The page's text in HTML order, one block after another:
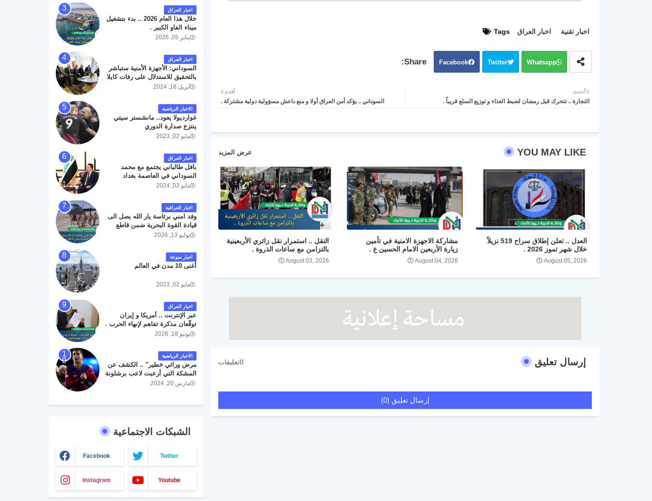
Tags اخبار العراق اخبار تقنية
Facebook Twitter Whatsapp
أحدث
التجارة .. تتحرك قبل رمضان لضبط الغذاء و توزيع السلع قريباً .
أقدم
السوداني .. يؤكد أمن العراق أولا و منع داعش مسؤولية دولية مشتركة .
YOU MAY LIKE عرض المزيد
العدل .. تعلن إطلاق سراح 519 نزيلاً
خلال شهر تموز 2026 .
August 05, 2026
مشاركة الاجهزة الامنية في تأمين
زيارة الأربعين الامام الحسين ع .
August 04, 2026
النقل .. استمرار نقل زائري الأربعينية
بالتزامن مع ساعات الذروة .
August 03, 2026
إرسال تعليق 0تعليقات
إرسال تعليق (0)
البصرة الدولي اليوم الاثنين على
الطريق المؤدي من البوابة
الرئيسة الى صالة المسافرين .
حيث كان سبب الحادث يعود
لتصادم عجلته مع عجلة نوع كيا بنكو
مطار البصرة الدولي . سائلين الله
عز وجل ان يتغمد الفقيد بواسع
رحمته ، و انا لله وانا اليه راجعون .
اخبار العراق
خلال هذا العام 2026 .. بدء بتشغيل
ميناء الفاو الكبير .
يناير 05, 2026
اخبار العراق
السوداني: الأجهزة الأمنية ستباشر
بالتحقيق للاستدلال على رفات كايلا
مولرأبريل 18, 2024
الاخبار الرياضية
غوارديولا يعود.. مانشستر سيتي
ينتزع صدارة الدوري
مايو 02, 2023
اخبار العراق
بافل طالباني يجتمع مع محمد
السوداني في العاصمة بغداد
مايو 03, 2024
اخبار العراقية
وفد امني برئاسة يار الله يصل الى
قيادة القوة البحرية ضمن قاطع
عمليات البصرة .
يوليو 13, 2026
اخبار منوعة
أغنى 10 مدن في العالم
مايو 02, 2023
اخبار العراق
عبر الإنترنت .. أمريكا و إيران
توقّعان مذكرة تفاهم لإنهاء الحرب .
يونيو 18, 2026
الاخبار الرياضية
مرض وراثي خطير" .. الكشف عن
المشكة التي أرعبت لاعب برشلونة
جواو كانسيلو
مارس 20, 2024
الشبكات الاجتماعية
Facebook Twitter
Instagram Youtube